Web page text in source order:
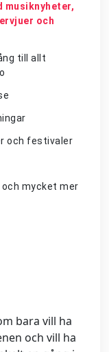
musiknyheter,
och
till allt
och festivaler
och mycket mer
bara vill ha
och vill ha